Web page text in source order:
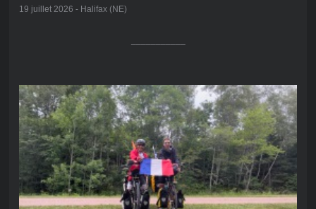
19 juillet 2026 - Halifax (NE)